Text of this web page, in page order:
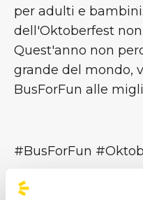
per adulti e
dell'Oktoberfest
Quest'anno non
grande del mondo,
BusForFun alle
#BusForFun